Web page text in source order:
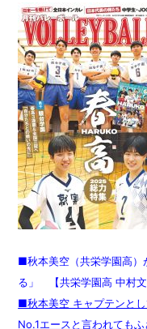
■秋本美空（共栄学園高）
る」 【共栄学園高 中村文
■秋本美空 キャプテンと
No.1エースと言われてもふ